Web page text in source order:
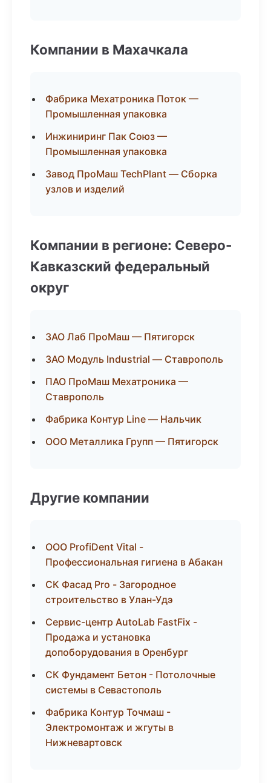
Компании в Махачкала
Фабрика Мехатроника Поток —
Промышленная упаковка
Инжиниринг Пак Союз —
Промышленная упаковка
Завод ПроМаш TechPlant — Сборка
узлов и изделий
Компании в регионе: Северо-
Кавказский федеральный
округ
ЗАО Лаб ПроМаш — Пятигорск
ЗАО Модуль Industrial — Ставрополь
ПАО ПроМаш Мехатроника —
Ставрополь
Фабрика Контур Line — Нальчик
ООО Металлика Групп — Пятигорск
Другие компании
ООО ProfiDent Vital -
Профессиональная гигиена в Абакан
СК Фасад Pro - Загородное
строительство в Улан-Удэ
Сервис-центр AutoLab FastFix -
Продажа и установка
допоборудования в Оренбург
СК Фундамент Бетон - Потолочные
системы в Севастополь
Фабрика Контур Точмаш -
Электромонтаж и жгуты в
Нижневартовск